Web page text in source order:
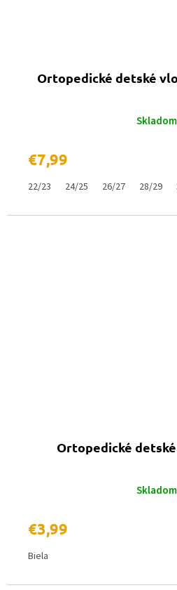
Ortopedické detské
Skladom
€7,99
22/23 24/25 26/27 28/29
Ortopedické
Skladom
€3,99
Biela